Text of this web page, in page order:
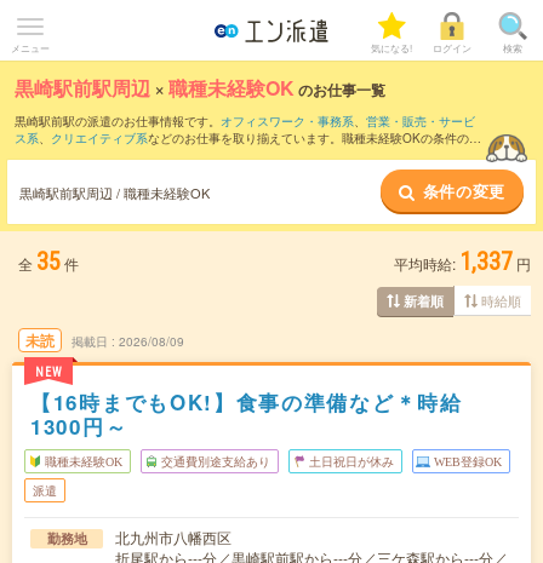
メニュー 気になる! ログイン 検索
黒崎駅前駅周辺 ×職種未経験OK のお仕事一覧
黒崎駅前駅の派遣のお仕事情報です。 オフィスワーク・事務系、 営業・販売・サービ
ス系、 クリエイティブ系などのお仕事を取り揃えています。職種未経験OKの条件の他
黒崎駅前駅周辺 / 職種未経験OK 条件の変更
全 35件 平均時給: 1,337 円
新着順 時給順
未読
NEW
掲載日 2026/08/09
【16時までもOK!】食事の準備など＊時給
1300円～
職種未経験OK 交通費別途支給あり 土日祝日が休み WEB登録OK
派遣
勤務地
北九州市八幡西区
折尾駅から---分／黒崎駅前駅から---分／三ケ森駅から---分／